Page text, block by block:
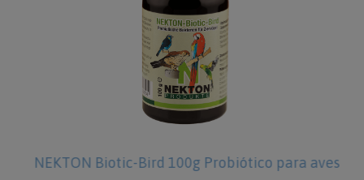
NEKTON Biotic-Bird 100g Probiótico para aves